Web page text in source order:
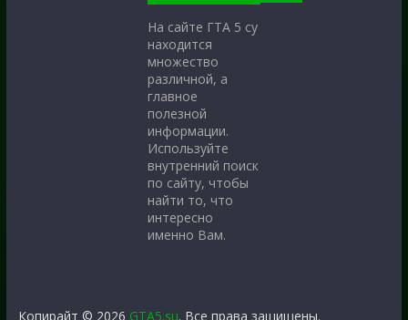
На сайте ГТА 5 су
находится
множество
различной, а
главное
полезной
информации.
Используйте
внутренний поиск
по сайту, чтобы
найти то, что
интересно
именно Вам.
Копирайт © 2026 GTA5.su. Все права защищены.